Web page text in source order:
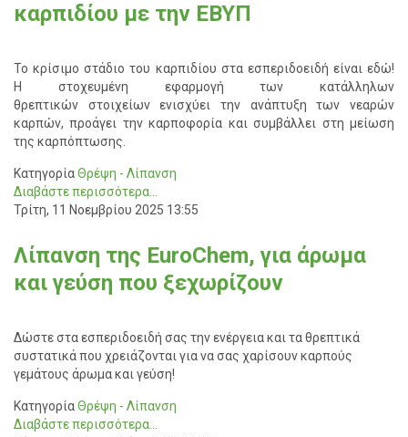
καρπιδίου με την ΕΒΥΠ
Το κρίσιμο στάδιο του καρπιδίου στα εσπεριδοειδή είναι εδώ!
Η
στοχευμένη εφαρμογή των κατάλληλων
θρεπτικών
στοιχείων
ενισχύει την ανάπτυξη των νεαρών
καρπών, προάγει τηνκαρποφορία και συμβάλλει στη μείωση
της καρπόπτωσης.
ΚατηγορίαΘρέψη - Λίπανση
Διαβάστε περισσότερα...
Τρίτη, 11 Νοεμβρίου 2025 13:55
Λίπανση της EuroChem, για άρωμα
και γεύση που ξεχωρίζουν
Δώστε στα εσπεριδοειδή σας την ενέργεια και τα θρεπτικά
συστατικά που χρειάζονται για να σας χαρίσουν καρπούς
γεμάτους άρωμα και γεύση!
ΚατηγορίαΘρέψη - Λίπανση
Διαβάστε περισσότερα...